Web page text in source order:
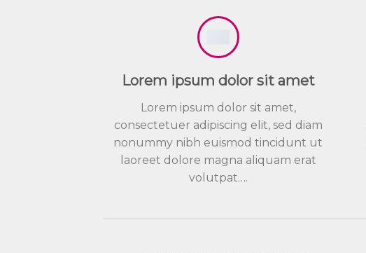
Lorem ipsum dolor sit amet
Lorem ipsum dolor sit amet,
consectetuer adipiscing elit, sed diam
nonummy nibh euismod tincidunt ut
laoreet dolore magna aliquam erat
volutpat….